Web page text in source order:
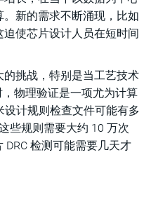
新的需求不断涌现，比如
使芯片设计人员在短时间
挑战，特别是当工艺技术
物理验证是一项尤为计算
计规则检查文件可能有多
些规则需要大约 10 万次
DRC 检测可能需要几天才